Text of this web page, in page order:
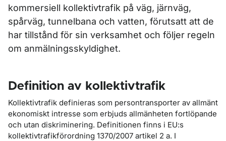
kommersiell kollektivtrafik på väg, järnväg,
spårväg, tunnelbana och vatten, förutsatt att de
har tillstånd för sin verksamhet och följer regeln
om anmälningsskyldighet.
Definition av kollektivtrafik
Kollektivtrafik definieras som persontransporter av allmänt
ekonomiskt intresse som erbjuds allmänheten fortlöpande
och utan diskriminering. Definitionen finns i EU:s
kollektivtrafikförordning 1370/2007 artikel 2 a. I